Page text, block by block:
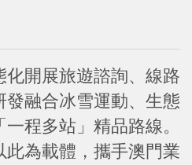
開展旅遊諮詢、線路
發融合冰雪運動、生態
程多站」精品路線。
為載體，攜手澳門業